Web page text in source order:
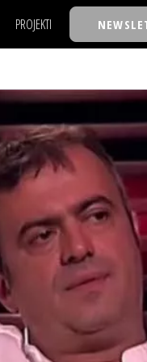
PROJEKTI
TASTY TALKS
30 ISPOD 30
BACK TO OFFICE/
BIZBENDOVI
BIZKOLEGIJUM
BMW BIZNIS LIGA
BIZLIFE WEEK
IZJAVA GODINE
NAJKOLEGA
30 ISPOD 30
BIZBENDOVI
BIZKOLEGIJUM
BMW BIZNIS LIGA
BIZLIFE WEEK
IZJAVA GODINE